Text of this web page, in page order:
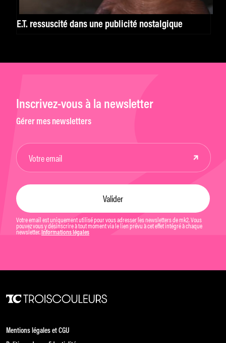
E.T. ressuscité dans une publicité nostalgique
Inscrivez-vous à la newsletter
Gérer mes newsletters
Votre email est uniquement utilisé pour vous adresser les newsletters de mk2. Vous
pouvez vous y désinscrire à tout moment via le lien prévu à cet effet intégré à chaque
newsletter. Informations légales
Mentions légales et CGU